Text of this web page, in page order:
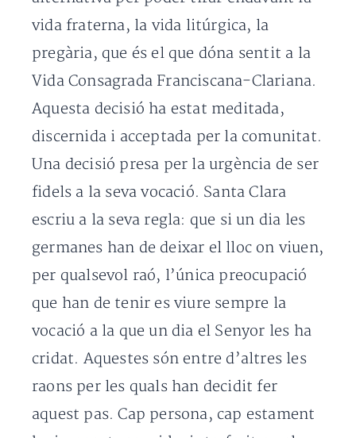
vida fraterna, la vida litúrgica, la
pregària, que és el que dóna sentit a la
Vida Consagrada Franciscana-Clariana.
Aquesta decisió ha estat meditada,
discernida i acceptada per la comunitat.
Una decisió presa per la urgència de ser
fidels a la seva vocació. Santa Clara
escriu a la seva regla: que si un dia les
germanes han de deixar el lloc on viuen,
per qualsevol raó, l’única preocupació
que han de tenir es viure sempre la
vocació a la que un dia el Senyor les ha
cridat. Aquestes són entre d’altres les
raons per les quals han decidit fer
aquest pas. Cap persona, cap estament